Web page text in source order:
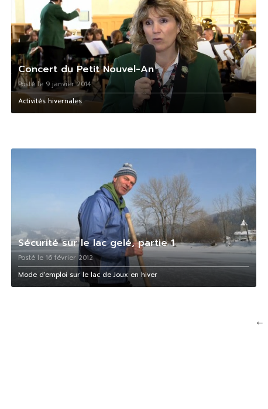
Concert du Petit Nouvel-An
Posté le 9 janvier 2014
Activités hivernales
Sécurité sur le lac gelé, partie 1
Posté le 16 février 2012
Mode d'emploi sur le lac de Joux en hiver
←